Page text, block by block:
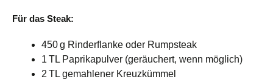
Für das Steak:
450 g Rinderflanke oder Rumpsteak
1 TL Paprikapulver (geräuchert, wenn möglich)
2 TL gemahlener Kreuzkümmel